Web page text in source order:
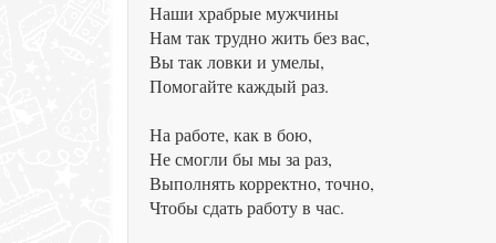
Наши храбрые мужчины
Нам так трудно жить без вас,
Вы так ловки и умелы,
Помогайте каждый раз.
На работе, как в бою,
Не смогли бы мы за раз,
Выполнять корректно, точно,
Чтобы сдать работу в час.